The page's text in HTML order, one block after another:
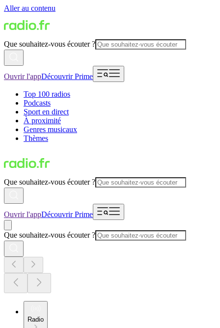
Aller au contenu
Que souhaitez-vous écouter ?
Ouvrir l'appDécouvrir Prime
Top 100 radios
Podcasts
Sport en direct
À proximité
Genres musicaux
Thèmes
Que souhaitez-vous écouter ?
Ouvrir l'appDécouvrir Prime
Que souhaitez-vous écouter ?
Radio